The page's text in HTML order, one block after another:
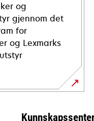
og
gjennom det
for
og Lexmarks